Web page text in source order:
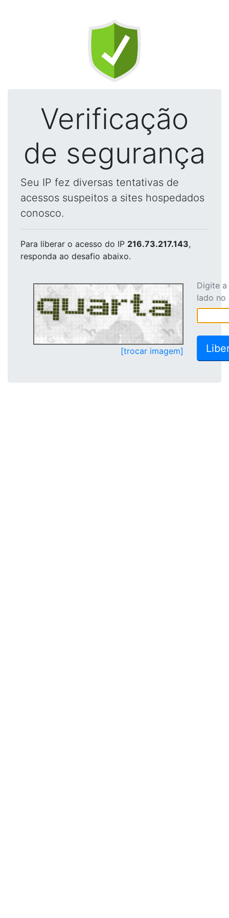
Verificação
de segurança
Seu IP fez diversas tentativas de
acessos suspeitos a sites hospedados
conosco.
Para liberar o acesso do IP 216.73.217.143,
responda ao desafio abaixo.
[trocar imagem]
Digite
lado no